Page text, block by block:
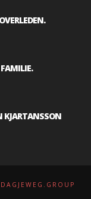
KJARTANSSON
DAGJEWEG.GROUP